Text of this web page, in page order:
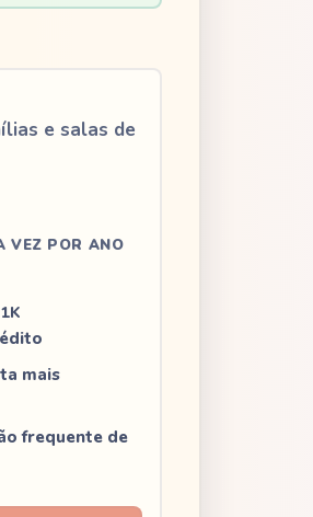
e salas de
VEZ POR ANO
mais
frequente de